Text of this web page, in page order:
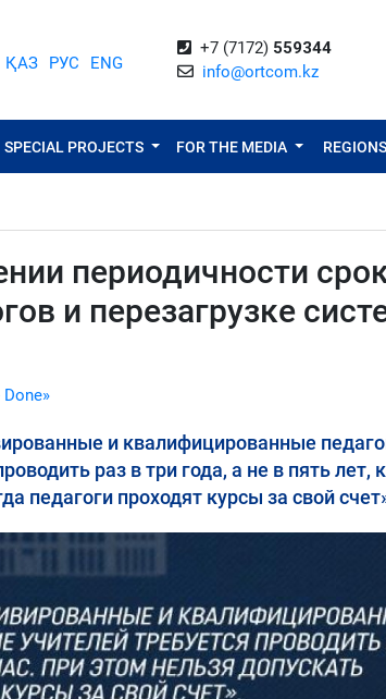
ҚАЗ РУС ENG
+7 (7172) 559344
info@ortcom.kz
SPECIAL PROJECTS FOR THE MEDIA REGIONS
периодичности
и перезагрузке
и квалифицированные
раз в три года, а не в пять лет,
педагоги проходят курсы за свой